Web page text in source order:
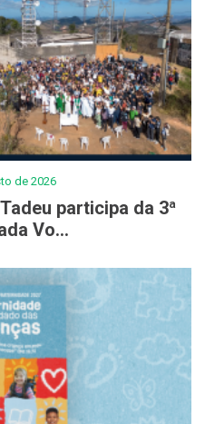
de 2026
participa da 3ª
Vo...